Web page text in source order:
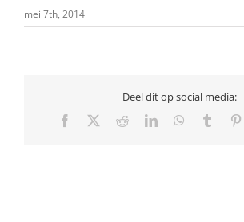
mei 7th, 2014
Deel dit op social media:
Facebook RedditLinkedInWhatsApp
Tumblr